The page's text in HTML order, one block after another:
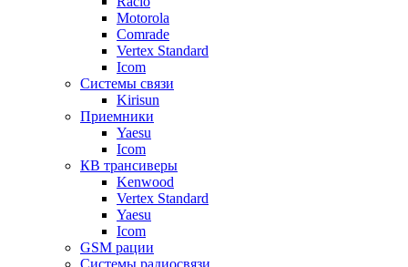
Motorola
Comrade
Vertex Standard
Icom
Системы связи
Kirisun
Приемники
Yaesu
Icom
КВ трансиверы
Kenwood
Vertex Standard
Yaesu
Icom
GSM рации
Системы радиосвязи